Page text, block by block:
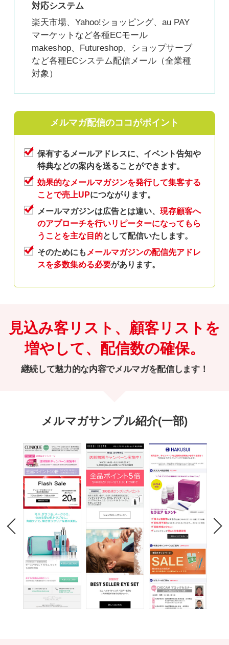
対応システム
楽天市場、Yahoo!ショッピング、au PAY
マーケットなど各種ECモール
makeshop、Futureshop、ショップサーブ
など各種ECシステム配信メール（全業種
対象）
メルマガ配信のココがポイント
保有するメールアドレスに、イベント告知や
特典などの案内を送ることができます。
効果的なメールマガジンを発行して集客する
ことで売上UPにつながります。
メールマガジンは広告とは違い、 現存顧客へ
のアプローチを行いリピーターになってもら
う ことを主な目的として配信いたします。
そのためにも メールマガジンの配信先アドレ
スを多数集める必要があります。
見込み客リスト、顧客リストを
増やして、配信数の確保。
継続して魅力的な内容でメルマガを配信します！
メルマガサンプル紹介(一部)